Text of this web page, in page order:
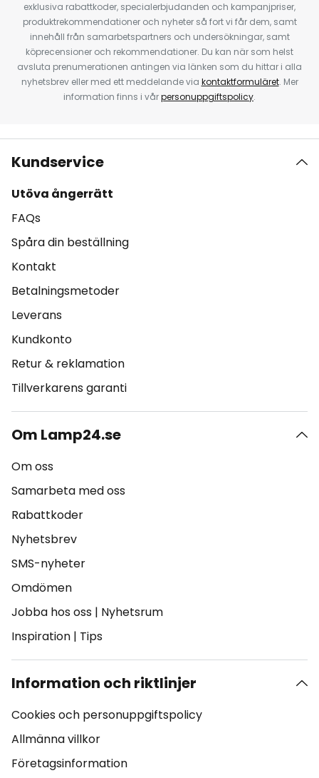
exklusiva rabattkoder, specialerbjudanden och kampanjpriser,
produktrekommendationer och nyheter så fort vi får dem, samt
innehåll från samarbetspartners och undersökningar, samt
köprecensioner och rekommendationer. Du kan när som helst
avsluta prenumerationen antingen via länken som du hittar i alla
nyhetsbrev eller med ett meddelande via kontaktformuläret. Mer
information finns i vårpersonuppgiftspolicy.
Kundservice
Utöva ångerrätt
FAQs
Spåra din beställning
Kontakt
Betalningsmetoder
Leverans
Kundkonto
Retur & reklamation
Tillverkarens garanti
Om Lamp24.se
Om oss
Samarbeta med oss
Rabattkoder
Nyhetsbrev
SMS-nyheter
Omdömen
Jobba hos oss | Nyhetsrum
Inspiration | Tips
Information och riktlinjer
Cookies och personuppgiftspolicy
Allmänna villkor
Företagsinformation